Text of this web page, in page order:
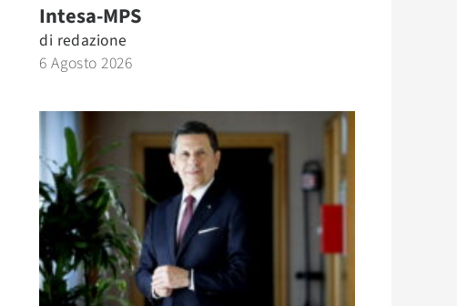
Intesa-MPS
di redazione
6 Agosto 2026